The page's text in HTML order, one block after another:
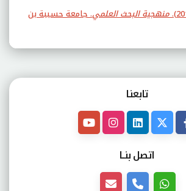
منهجية البحث العلمي. جامعة حسيبة بن
تابعنـا
اتصل بنــا